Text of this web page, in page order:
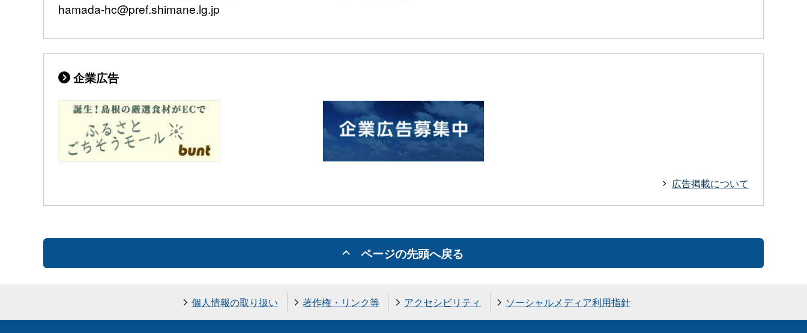
hamada-hc@pref.shimane.lg.jp
企業広告
広告掲載について
ページの先頭へ戻る
個人情報の取り扱い 著作権・リンク等 アクセシビリティ ソーシャルメディア利用指針